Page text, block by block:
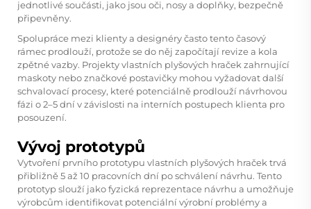
jednotlivé součásti, jako jsou oči, nosy a doplňky, bezpečně
připevněny.
Spolupráce mezi klienty a designéry často tento časový
rámec prodlouží, protože se do něj započítají revize a kola
zpětné vazby. Projekty vlastních plyšových hraček zahrnující
maskoty nebo značkové postavičky mohou vyžadovat další
schvalovací procesy, které potenciálně prodlouží návrhovou
fázi o 2–5 dní v závislosti na interních postupech klienta pro
posouzení.
Vývoj prototypů
Vytvoření prvního prototypu vlastních plyšových hraček trvá
přibližně 5 až 10 pracovních dní po schválení návrhu. Tento
prototyp slouží jako fyzická reprezentace návrhu a umožňuje
výrobcům identifikovat potenciální výrobní problémy a